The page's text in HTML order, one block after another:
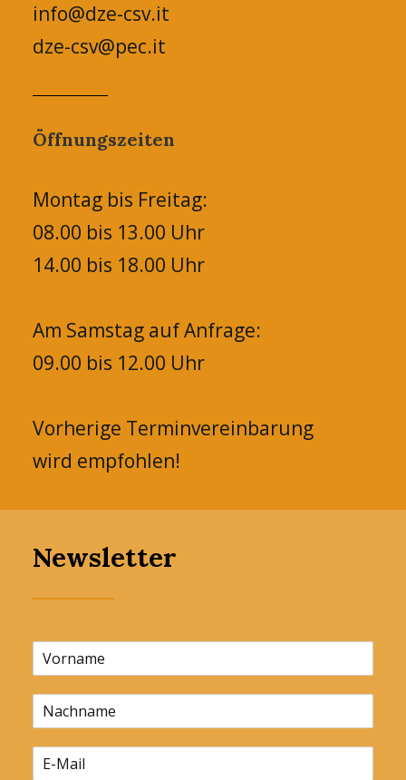
info@dze-csv.it
dze-csv@pec.it
Öffnungszeiten
Montag bis Freitag:
08.00 bis 13.00 Uhr
14.00 bis 18.00 Uhr
Am Samstag auf Anfrage:
09.00 bis 12.00 Uhr
Vorherige Terminvereinbarung
wird empfohlen!
Newsletter